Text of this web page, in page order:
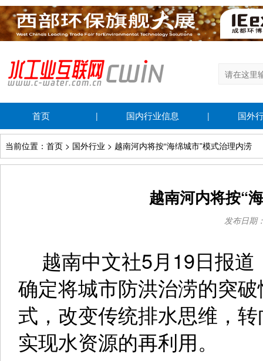
首页 | 国内行业信息 | 国外
当前位置：首页 > 国外行业 > 越南河内将按“海绵城市”模式治理内涝
越南河内将按“
发布日期
越南中文社5月19日报道
确定将城市防洪治涝的突
式，改变传统排水思维，
实现水资源的再利用。